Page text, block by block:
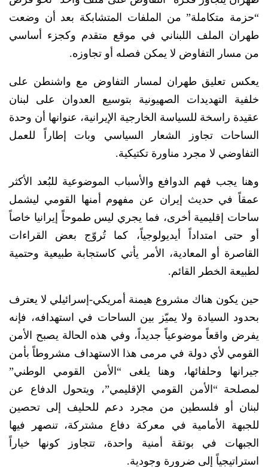
“حزمة متكاملة” من الملفات المتشابكة بعد أن وضعت
طهران الملف اللبناني في موقع متقدم وكجزء أساسي
من مسار التفاوض لا يمكن فصله أو تجاوزه.
يعكس تعليق طهران لمسار التفاوض مع واشنطن على
خلفية التهديدات الصهيونية بتوسيع العدوان على لبنان
عقيدة راسخة للسياسة الخارجية الإيرانية، عنوانها أن وحدة
الساحات تجاوز الشعار السياسي وبات إطاراً للعمل
التفاوضي لا مجرد مناورة تكتيكية.
وهنا يجب فهم الدوافع والأسباب الموضوعية للبُعد الأكثر
عمقاً في حديث إيران عن مفهوم أمنها القومي ليشمل
ساحات إقليمية أخرى، فما يجري ليس طموحاً إيرانيا خاصاً
أو حتى امتداداً أيديولوجياً، كما تُروّج بعض القراءات
القاصرة أو المعادية، الأمر يأتي كاستجابة طبيعية وحتمية
لطبيعة الخطر القائم.
حين يكون هناك مشروع هيمنة أمريكي-إسرائيلي لا يعترف
بحدود السيادة ولا يميّز بين الساحات في استهدافه، فإنه
يفرض واقعاً موضوعياً جديداً، وفي هذه الحالة يصبح الأمن
القومي لأي دولة في مرمى هذا الاستهداف مشروطاً بأمن
جيرانها وحلفائها، وهنا يلغى “الأمن القومي الوطني”
لمصلحة “الأمن القومي الإقليمي”، ويتحول الدفاع عن
لبنان أو فلسطين من مجرد دعم للحليف إلى تحصين
للجبهة الأمامية في معركة دفاع مشتركة، تنصهر فيها
الجبهات في بوتقة أمنية واحدة، تتجاوز كونها خياراً
استراتيجياً إلى ضرورة وجودية.